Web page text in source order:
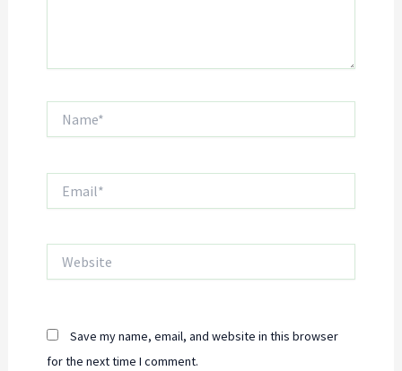
Save my name, email, and website in this browser
for the next time I comment.